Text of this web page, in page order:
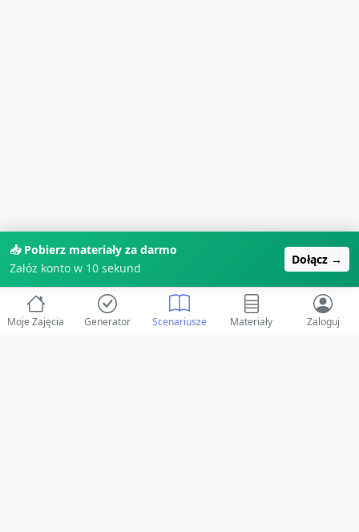
📥 Pobierz materiały za darmo
Załóż konto w 10 sekund
Dołącz →
Moje Zajęcia Generator Scenariusze Materiały Zaloguj